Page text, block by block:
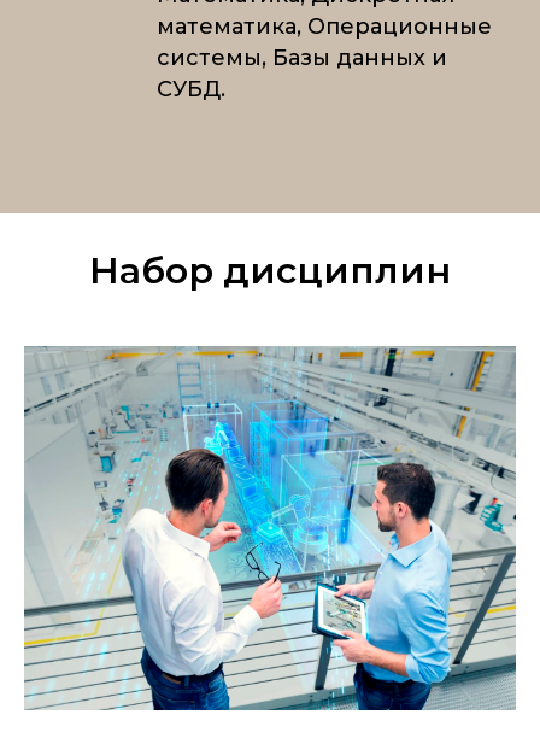
математика, Операционные
системы, Базы данных и
СУБД.
Набор дисциплин